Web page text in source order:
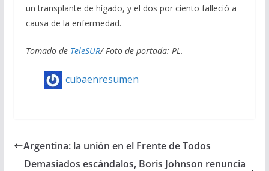
un transplante de hígado, y el dos por ciento falleció a
causa de la enfermedad.
Tomado de TeleSUR/ Foto de portada: PL.
cubaenresumen
Argentina: la unión en el Frente de Todos
Demasiados escándalos, Boris Johnson renuncia